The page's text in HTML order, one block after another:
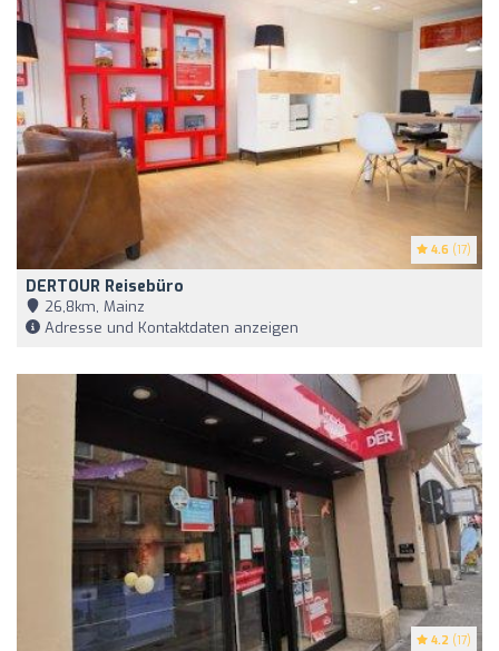
4.6 (17)
DERTOUR Reisebüro
26,8km, Mainz
Adresse und Kontaktdaten anzeigen
4.2 (17)